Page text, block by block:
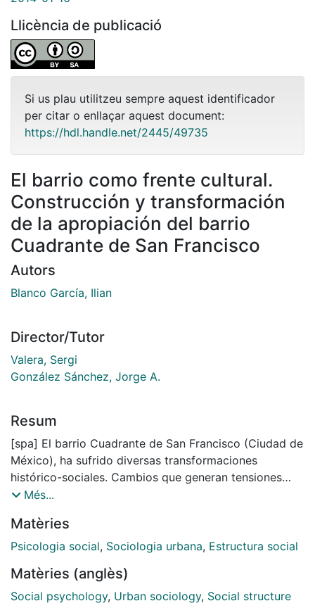
Llicència de publicació
Si us plau utilitzeu sempre aquest identificador
per citar o enllaçar aquest document:
https://hdl.handle.net/2445/49735
El barrio como frente cultural.
Construcción y transformación
de la apropiación del barrio
Cuadrante de San Francisco
Autors
Blanco García, Ilian
Director/Tutor
Valera, Sergi
González Sánchez, Jorge A.
Resum
[spa] El barrio Cuadrante de San Francisco (Ciudad de
México), ha sufrido diversas transformaciones
histórico-sociales. Cambios que generan tensiones
socio-culturales de sus habitantes y modifican el
consecuentes relaciones sociales) que cristalizan
diversos modos de relacionarse entre ellos y su
participación social. Bajo ese contexto nos
preguntamos ¿Cómo los diversos habitantes del barrio
Més...
Matèries
Psicologia social, Sociologia urbana, Estructura social
Matèries (anglès)
Social psychology, Urban sociology, Social structure